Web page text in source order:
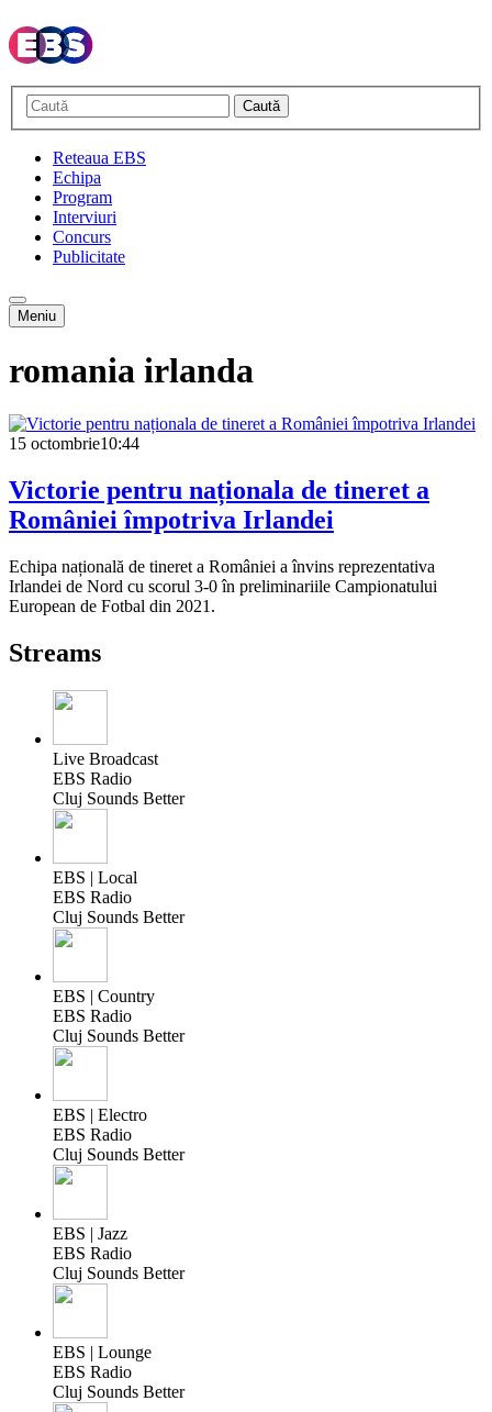
Caută
Reteaua EBS
Echipa
Program
Interviuri
Concurs
Publicitate
Meniu
romania irlanda
15 octombrie10:44
Victorie pentru naționala de tineret a
României împotriva Irlandei
Echipa națională de tineret a României a învins reprezentativa
Irlandei de Nord cu scorul 3-0 în preliminariile Campionatului
European de Fotbal din 2021.
Streams
Live Broadcast
EBS Radio
Cluj Sounds Better
EBS | Local
EBS Radio
Cluj Sounds Better
EBS | Country
EBS Radio
Cluj Sounds Better
EBS | Electro
EBS Radio
Cluj Sounds Better
EBS | Jazz
EBS Radio
Cluj Sounds Better
EBS | Lounge
EBS Radio
Cluj Sounds Better